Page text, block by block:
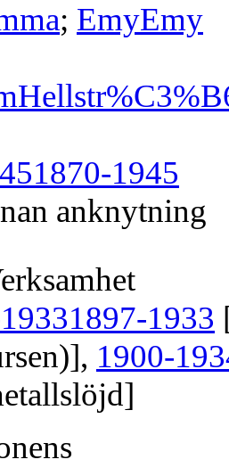
; EmyEmy
1870-1945
anknytning
1897-1933
1900-